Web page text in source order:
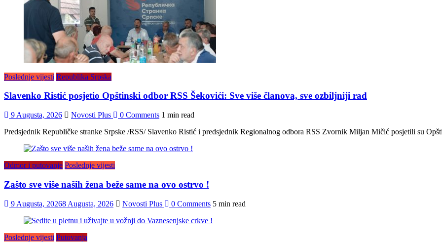
Poslednje vijesti Republika Srpska
Slavenko Ristić posjetio Opštinski odbor RSS Šekovići: Sve više članova, sve ozbiljniji rad
9 Augusta, 2026 Novosti Plus 0 Comments 1 min read
Predsjednik Republičke stranke Srpske /RSS/ Slavenko Ristić i predsjednik Regionalnog odbora RSS Zvornik Miljan Mičić posjetili su
Odmor i putovanje Poslednje vijesti
Zašto sve više naših žena beže same na ovo ostrvo !
9 Augusta, 20268 Augusta, 2026 Novosti Plus 0 Comments 5 min read
Poslednje vijesti Putovanja